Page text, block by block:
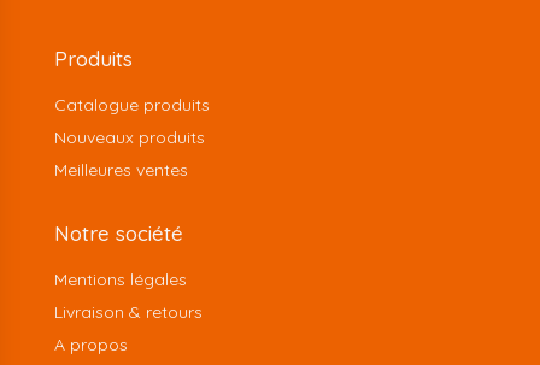
Produits
Catalogue produits
Nouveaux produits
Meilleures ventes
Notre société
Mentions légales
Livraison & retours
A propos